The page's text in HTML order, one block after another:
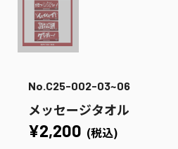
No.C25-002-03~06
メッセージタオル
¥2,200 (税込)